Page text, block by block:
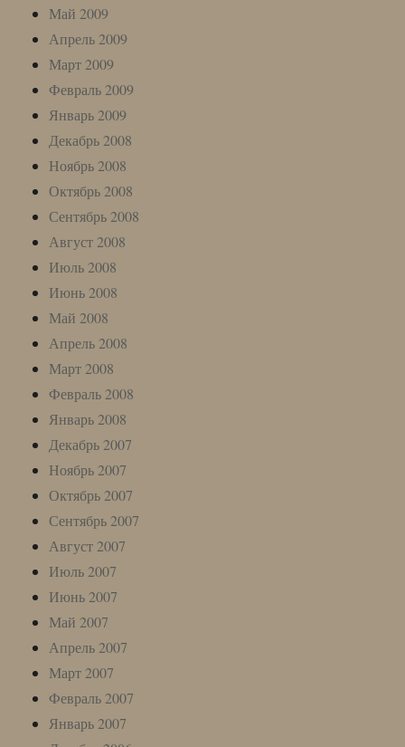
Май 2009
Апрель 2009
Март 2009
Февраль 2009
Январь 2009
Декабрь 2008
Ноябрь 2008
Октябрь 2008
Сентябрь 2008
Август 2008
Июль 2008
Июнь 2008
Май 2008
Апрель 2008
Март 2008
Февраль 2008
Январь 2008
Декабрь 2007
Ноябрь 2007
Октябрь 2007
Сентябрь 2007
Август 2007
Июль 2007
Июнь 2007
Май 2007
Апрель 2007
Март 2007
Февраль 2007
Январь 2007